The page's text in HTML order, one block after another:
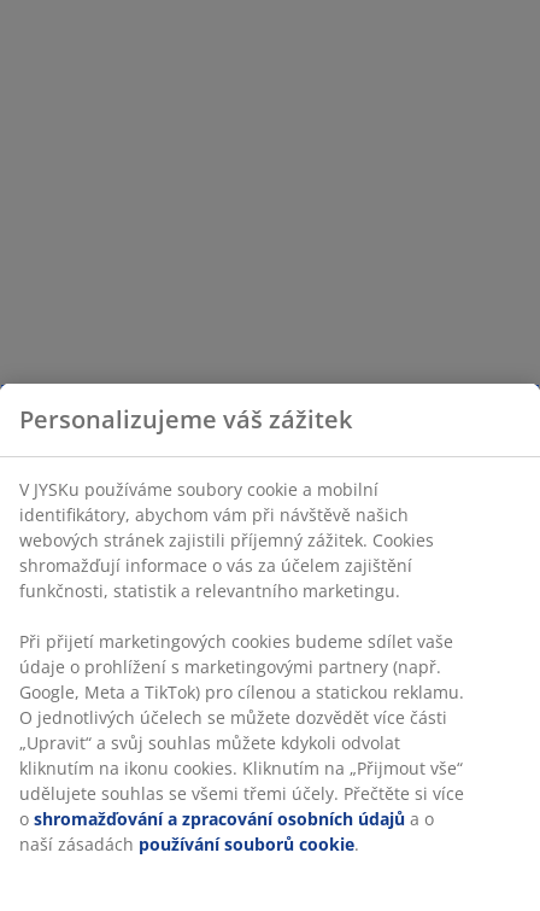
Personalizujeme váš zážitek
V JYSKu používáme soubory cookie a mobilní
identifikátory, abychom vám při návštěvě našich
webových stránek zajistili příjemný zážitek. Cookies
shromažďují informace o vás za účelem zajištění
funkčnosti, statistik a relevantního marketingu.
Při přijetí marketingových cookies budeme sdílet vaše
údaje o prohlížení s marketingovými partnery (např.
Google, Meta a TikTok) pro cílenou a statickou reklamu.
O jednotlivých účelech se můžete dozvědět více části
„Upravit“ a svůj souhlas můžete kdykoli odvolat
kliknutím na ikonu cookies. Kliknutím na „Přijmout vše“
udělujete souhlas se všemi třemi účely. Přečtěte si více
o shromažďování a zpracování osobních údajů a o
naší zásadách používání souborů cookie.